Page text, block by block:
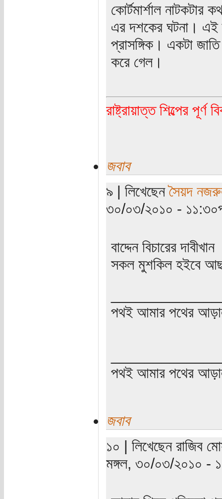
কোর্টমার্শাল
এর দশকের ঘটনা। এই
প্রাসঙ্গিক। একটা
করে গেল।
রাষ্ট্রায়াত্ত শিল্পের পূর্ণ
জবাব
৯ | লিখেছেনসৈয়দ
৩০/০৩/২০১০ -
বাদ্দেন বিচারের দাবীখান
সকল মুশকিল হইবে
পথই আমার পথের
পথই আমার পথের
জবাব
১০ | লিখেছেন রাজিব
মঙ্গল, ৩০/০৩/২০১০ -